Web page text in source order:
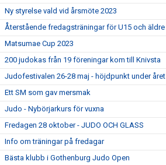
Ny styrelse vald vid årsmöte 2023
Återstående fredagsträningar för U15 och äldre
Matsumae Cup 2023
200 judokas från 19 föreningar kom till Knivsta
Judofestivalen 26-28 maj - höjdpunkt under året
Ett SM som gav mersmak
Judo - Nybörjarkurs för vuxna
Fredagen 28 oktober - JUDO OCH GLASS
Info om träningar på fredagar
Bästa klubb i Gothenburg Judo Open